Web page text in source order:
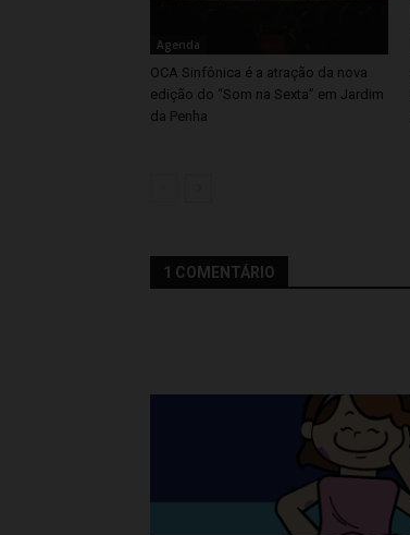
Agenda
OCA Sinfônica é a atração da nova
edição do “Som na Sexta” em Jardim
da Penha
1 COMENTÁRIO